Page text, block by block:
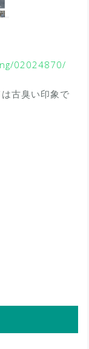
02024870/
古臭い印象で